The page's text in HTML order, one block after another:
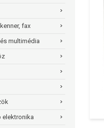
fax
multimédia
elektronika